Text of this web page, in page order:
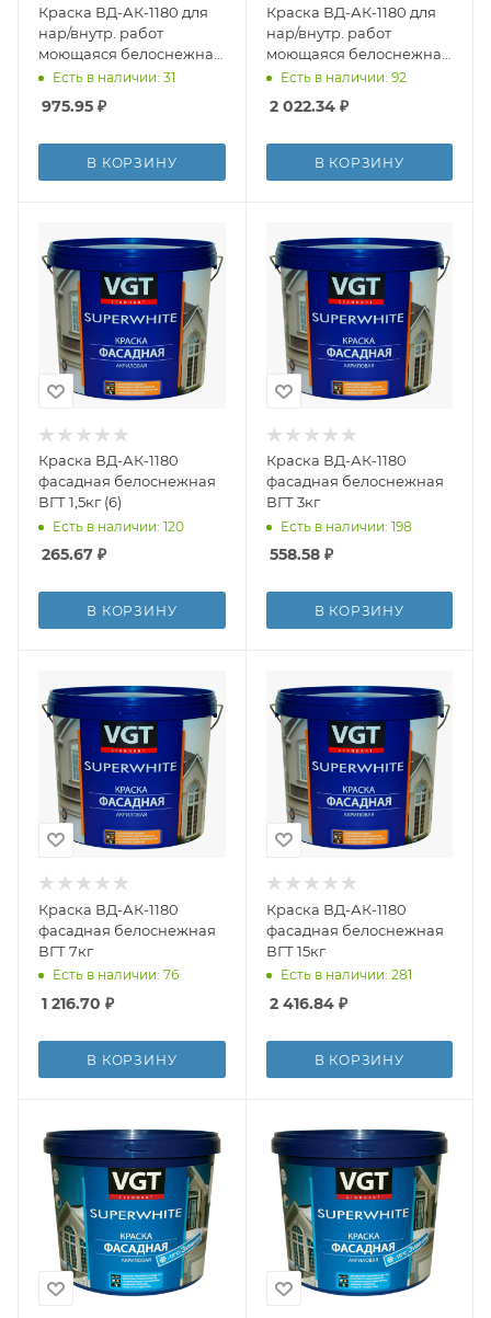
Краска ВД-АК-1180 для
нар/внутр. работ
моющаяся белоснежная
ВГТ 7кг
Есть в наличии: 31
975.95 ₽
В КОРЗИНУ
Краска ВД-АК-1180 для
нар/внутр. работ
моющаяся белоснежная
ВГТ 15кг
Есть в наличии: 92
2 022.34₽
В КОРЗИНУ
Краска ВД-АК-1180
фасадная белоснежная
ВГТ 1,5кг (6)
Есть в наличии: 120
265.67 ₽
В КОРЗИНУ
Краска ВД-АК-1180
фасадная белоснежная
ВГТ 3кг
Есть в наличии: 198
558.58₽
В КОРЗИНУ
Краска ВД-АК-1180
фасадная белоснежная
ВГТ 7кг
Есть в наличии: 76
1 216.70 ₽
В КОРЗИНУ
Краска ВД-АК-1180
фасадная белоснежная
ВГТ 15кг
Есть в наличии: 281
2 416.84₽
В КОРЗИНУ